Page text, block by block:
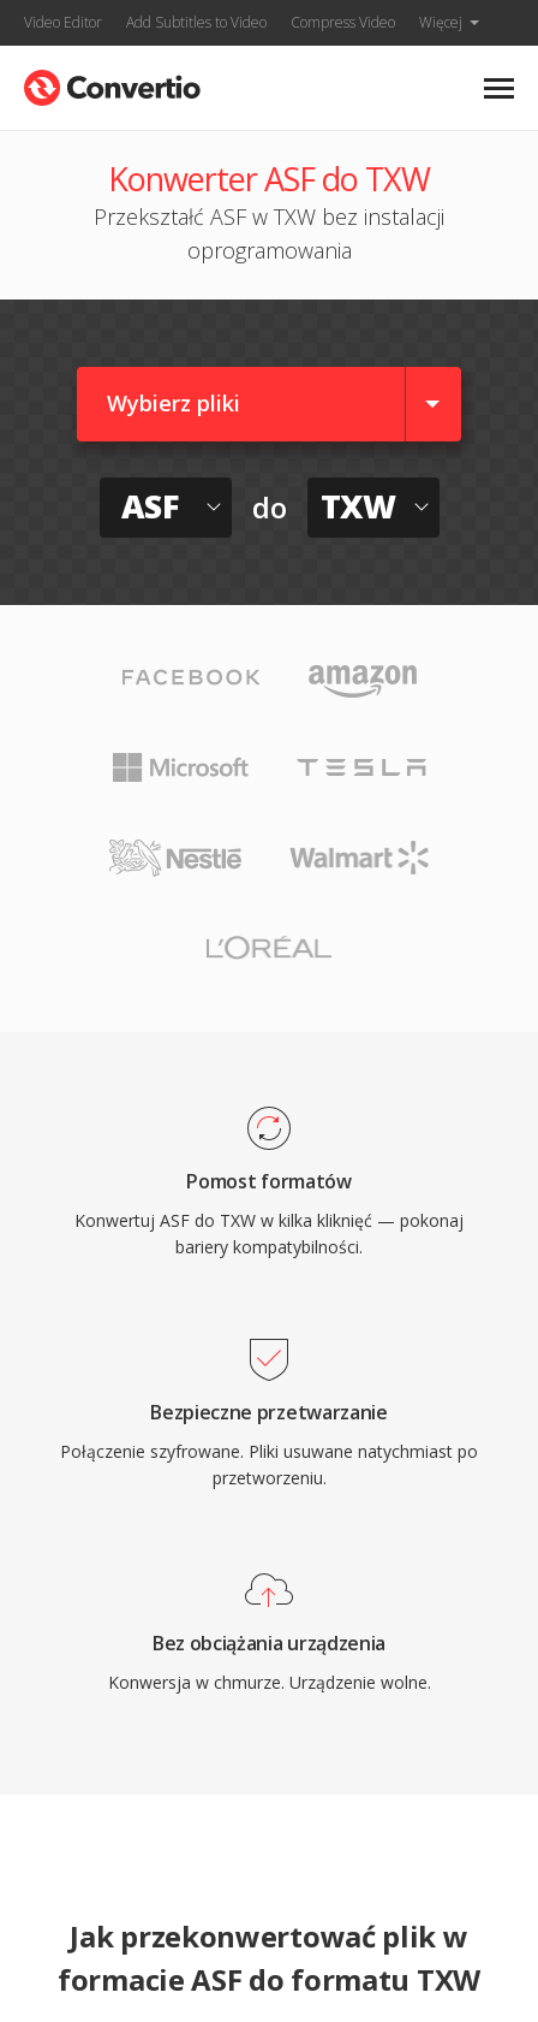
Video Editor Add Subtitles to Video Compress Video Więcej
Konwerter ASF do TXW
Przekształć ASF w TXW bez instalacji
oprogramowania
Wybierz pliki
ASF do TXW
Pomost formatów
Konwertuj ASF do TXW w kilka kliknięć — pokonaj
bariery kompatybilności.
Bezpieczne przetwarzanie
Połączenie szyfrowane. Pliki usuwane natychmiast po
przetworzeniu.
Bez obciążania urządzenia
Konwersja w chmurze. Urządzenie wolne.
Jak przekonwertować plik w
formacie ASF do formatu TXW